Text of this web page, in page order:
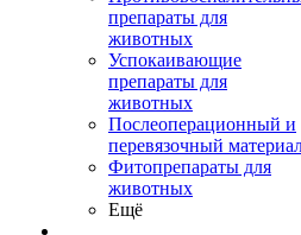
препараты для
животных
Успокаивающие
препараты для
животных
Послеоперационный и
перевязочный
Фитопрепараты для
животных
Ещё